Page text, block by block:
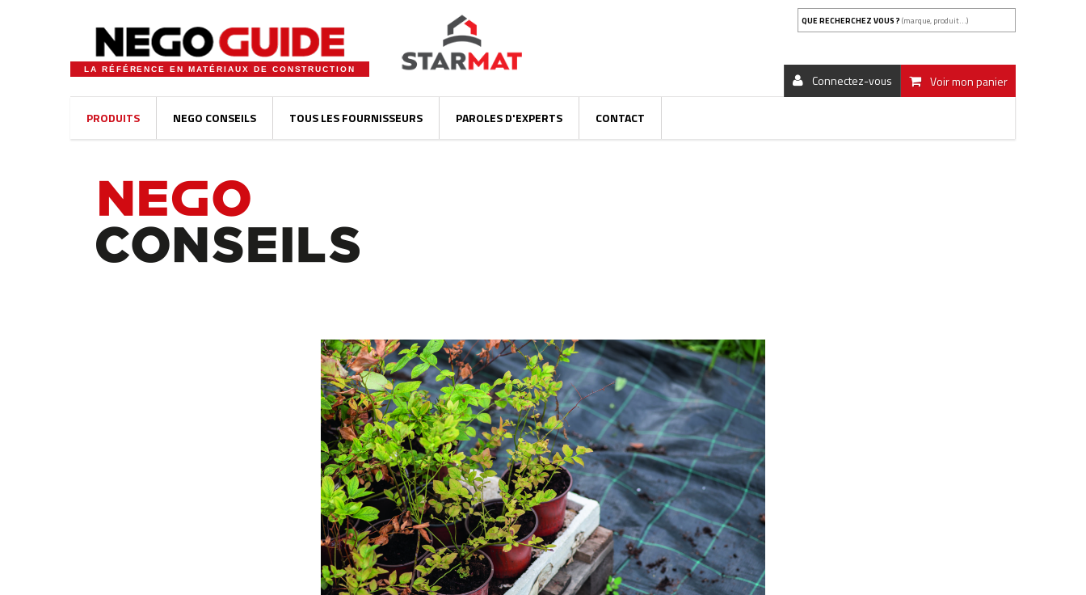
LA RÉFÉRENCE EN MATÉRIAUX DE CONSTRUCTION
QUE RECHERCHEZ VOUS ? (marque, produit...)
Voir mon panier
Connectez-vous
PRODUITS NEGO CONSEILS TOUS LES FOURNISSEURS PAROLES D'EXPERTS CONTACT